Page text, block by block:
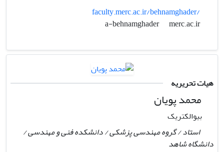
faculty.merc.ac.ir/behnamghader/
a-behnamghader
merc.ac.ir
هیات تحریریه
محمد پویان
بیوالکتریک
استاد / گروه مهندسی پزشکی / دانشکده فنی و مهندسی /
دانشگاه شاهد